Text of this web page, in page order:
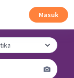
Masuk